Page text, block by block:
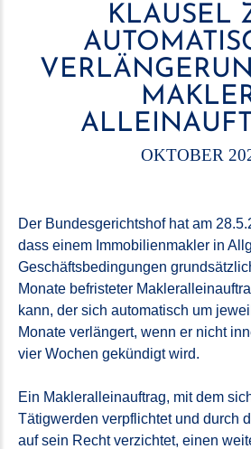
KLAUSEL
OKTOBER
Der Bundesgerichtshof hat am
dass einem Immobilienmakler in
Geschäftsbedingungen
Monate befristeter
kann, der sich automatisch um
Monate verlängert, wenn er nicht
vier Wochen gekündigt wird.
Ein Makleralleinauftrag, mit dem
Tätigwerden verpflichtet und durch
auf sein Recht verzichtet, einen